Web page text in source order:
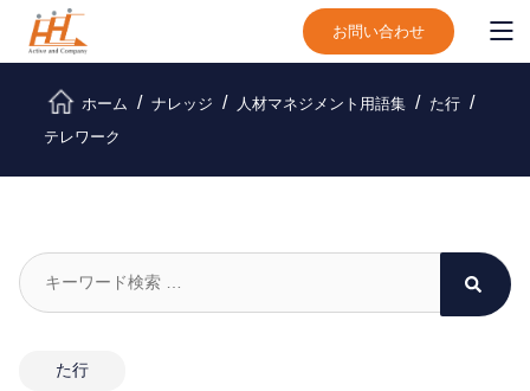
お問い合わせ
ホーム ナレッジ 人材マネジメント用語集
た行
テレワーク
た行